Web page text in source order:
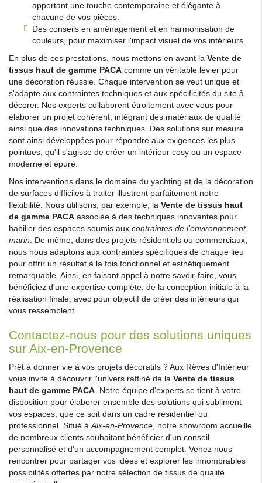
apportant une touche contemporaine et élégante à
chacune de vos pièces.
Des conseils en aménagement et en harmonisation de
couleurs, pour maximiser l'impact visuel de vos intérieurs.
En plus de ces prestations, nous mettons en avant la Vente de
tissus haut de gamme PACA comme un véritable levier pour
une décoration réussie. Chaque intervention se veut unique et
s'adapte aux contraintes techniques et aux spécificités du site à
décorer. Nos experts collaborent étroitement avec vous pour
élaborer un projet cohérent, intégrant des matériaux de qualité
ainsi que des innovations techniques. Des solutions sur mesure
sont ainsi développées pour répondre aux exigences les plus
pointues, qu'il s'agisse de créer un intérieur cosy ou un espace
moderne et épuré.
Nos interventions dans le domaine du yachting et de la décoration
de surfaces difficiles à traiter illustrent parfaitement notre
flexibilité. Nous utilisons, par exemple, la Vente de tissus haut
de gamme PACA associée à des techniques innovantes pour
habiller des espaces soumis aux contraintes de l'environnement
marin. De même, dans des projets résidentiels ou commerciaux,
nous nous adaptons aux contraintes spécifiques de chaque lieu
pour offrir un résultat à la fois fonctionnel et esthétiquement
remarquable. Ainsi, en faisant appel à notre savoir-faire, vous
bénéficiez d'une expertise complète, de la conception initiale à la
réalisation finale, avec pour objectif de créer des intérieurs qui
vous ressemblent.
Contactez-nous pour des solutions uniques
sur Aix-en-Provence
Prêt à donner vie à vos projets décoratifs ? Aux Rêves d'Intérieur
vous invite à découvrir l'univers raffiné de la Vente de tissus
haut de gamme PACA. Notre équipe d'experts se tient à votre
disposition pour élaborer ensemble des solutions qui subliment
vos espaces, que ce soit dans un cadre résidentiel ou
professionnel. Situé àAix-en-Provence, notre showroom accueille
de nombreux clients souhaitant bénéficier d'un conseil
personnalisé et d'un accompagnement complet. Venez nous
rencontrer pour partager vos idées et explorer les innombrables
possibilités offertes par notre sélection de tissus de qualité